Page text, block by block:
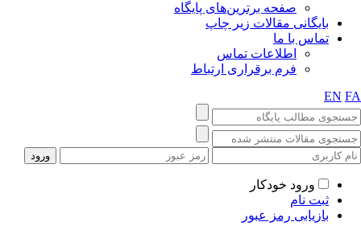
صفحه برترین‌های پایگاه
بایگانی مقالات زیر چاپ
تماس با ما
اطلاعات تماس
فرم برقراری ارتباط
EN
ورود خودکار
ثبت نام
بازیابی رمز عبور